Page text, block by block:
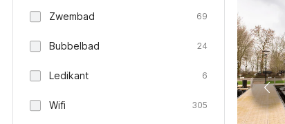
Zwembad 69
Bubbelbad 24
Ledikant 6
Wifi 305